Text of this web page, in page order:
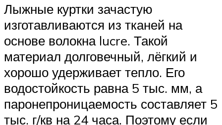
Лыжные куртки зачастую
изготавливаются из тканей на
основе волокна lucre. Такой
материал долговечный, лёгкий и
хорошо удерживает тепло. Его
водостойкость равна 5 тыс. мм, а
паронепроницаемость составляет 5
тыс. г/кв на 24 часа. Поэтому если